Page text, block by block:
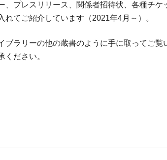
プレスリリース、関係者招待状、各種チケ
てご紹介しています（2021年4月～）。
ラリーの他の蔵書のように手に取ってご覧
ださい。